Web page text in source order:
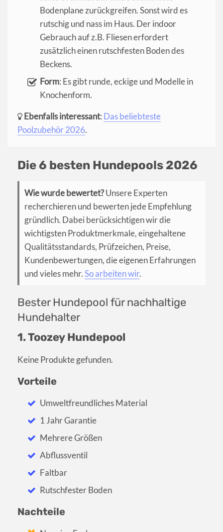
Bodenplane zurückgreifen. Sonst wird es
rutschig und nass im Haus. Der indoor
Gebrauch auf z.B. Fliesen erfordert
zusätzlich einen rutschfesten Boden des
Beckens.
Form: Es gibt runde, eckige und Modelle in
Knochenform.
Ebenfalls interessant: Das beliebteste
Poolzubehör 2026.
Die 6 besten Hundepools 2026
Wie wurde bewertet?Unsere Experten
recherchieren und bewerten jede Empfehlung
gründlich. Dabei berücksichtigen wir die
wichtigsten Produktmerkmale, eingehaltene
Qualitätsstandards, Prüfzeichen, Preise,
Kundenbewertungen, die eigenen Erfahrungen
und vieles mehr.So arbeiten wir.
Bester Hundepool für nachhaltige
Hundehalter
1. Toozey Hundepool
Keine Produkte gefunden.
Vorteile
Umweltfreundliches Material
1 Jahr Garantie
Mehrere Größen
Abflussventil
Faltbar
Rutschfester Boden
Nachteile